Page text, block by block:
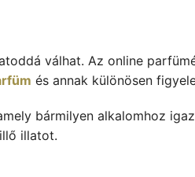
válhat. Az online
és annak különösen
bármilyen alkalomhoz
illatot.